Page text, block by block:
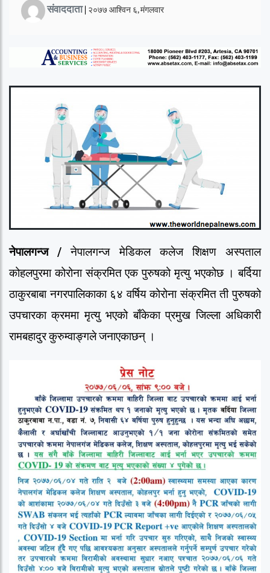
संवाददाता| २०७७ आश्विन ६, मंगलवार
नेपालगन्ज / नेपालगन्ज मेडिकल कलेज शिक्षण अस्पताल
कोहलपुरमा कोरोना संक्रमित एक पुरुषको मृत्यु भएकोछ । बर्दिया
ठाकुरबाबा नगरपालिकाका ६४ वर्षिय कोरोना संक्रमित ती पुरुषको
उपचारका क्रममा मृत्यु भएको बाँकेका प्रमुख जिल्ला अधिकारी
रामबहादुर कुरुम्वाङ्गले जनाएकाछन् ।